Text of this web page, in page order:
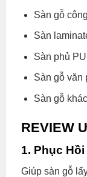
Sàn gỗ
Sàn
Sàn phủ PU
Sàn gỗ văn
Sàn gỗ
REVIEW
1. Phục
Giúp sàn gỗ